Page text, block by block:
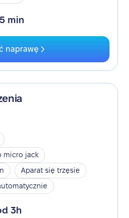
min
naprawę
micro jack
Aparat się trzęsie
3h